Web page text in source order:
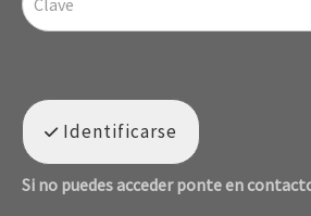
Identificarse
Si no puedes acceder ponte en